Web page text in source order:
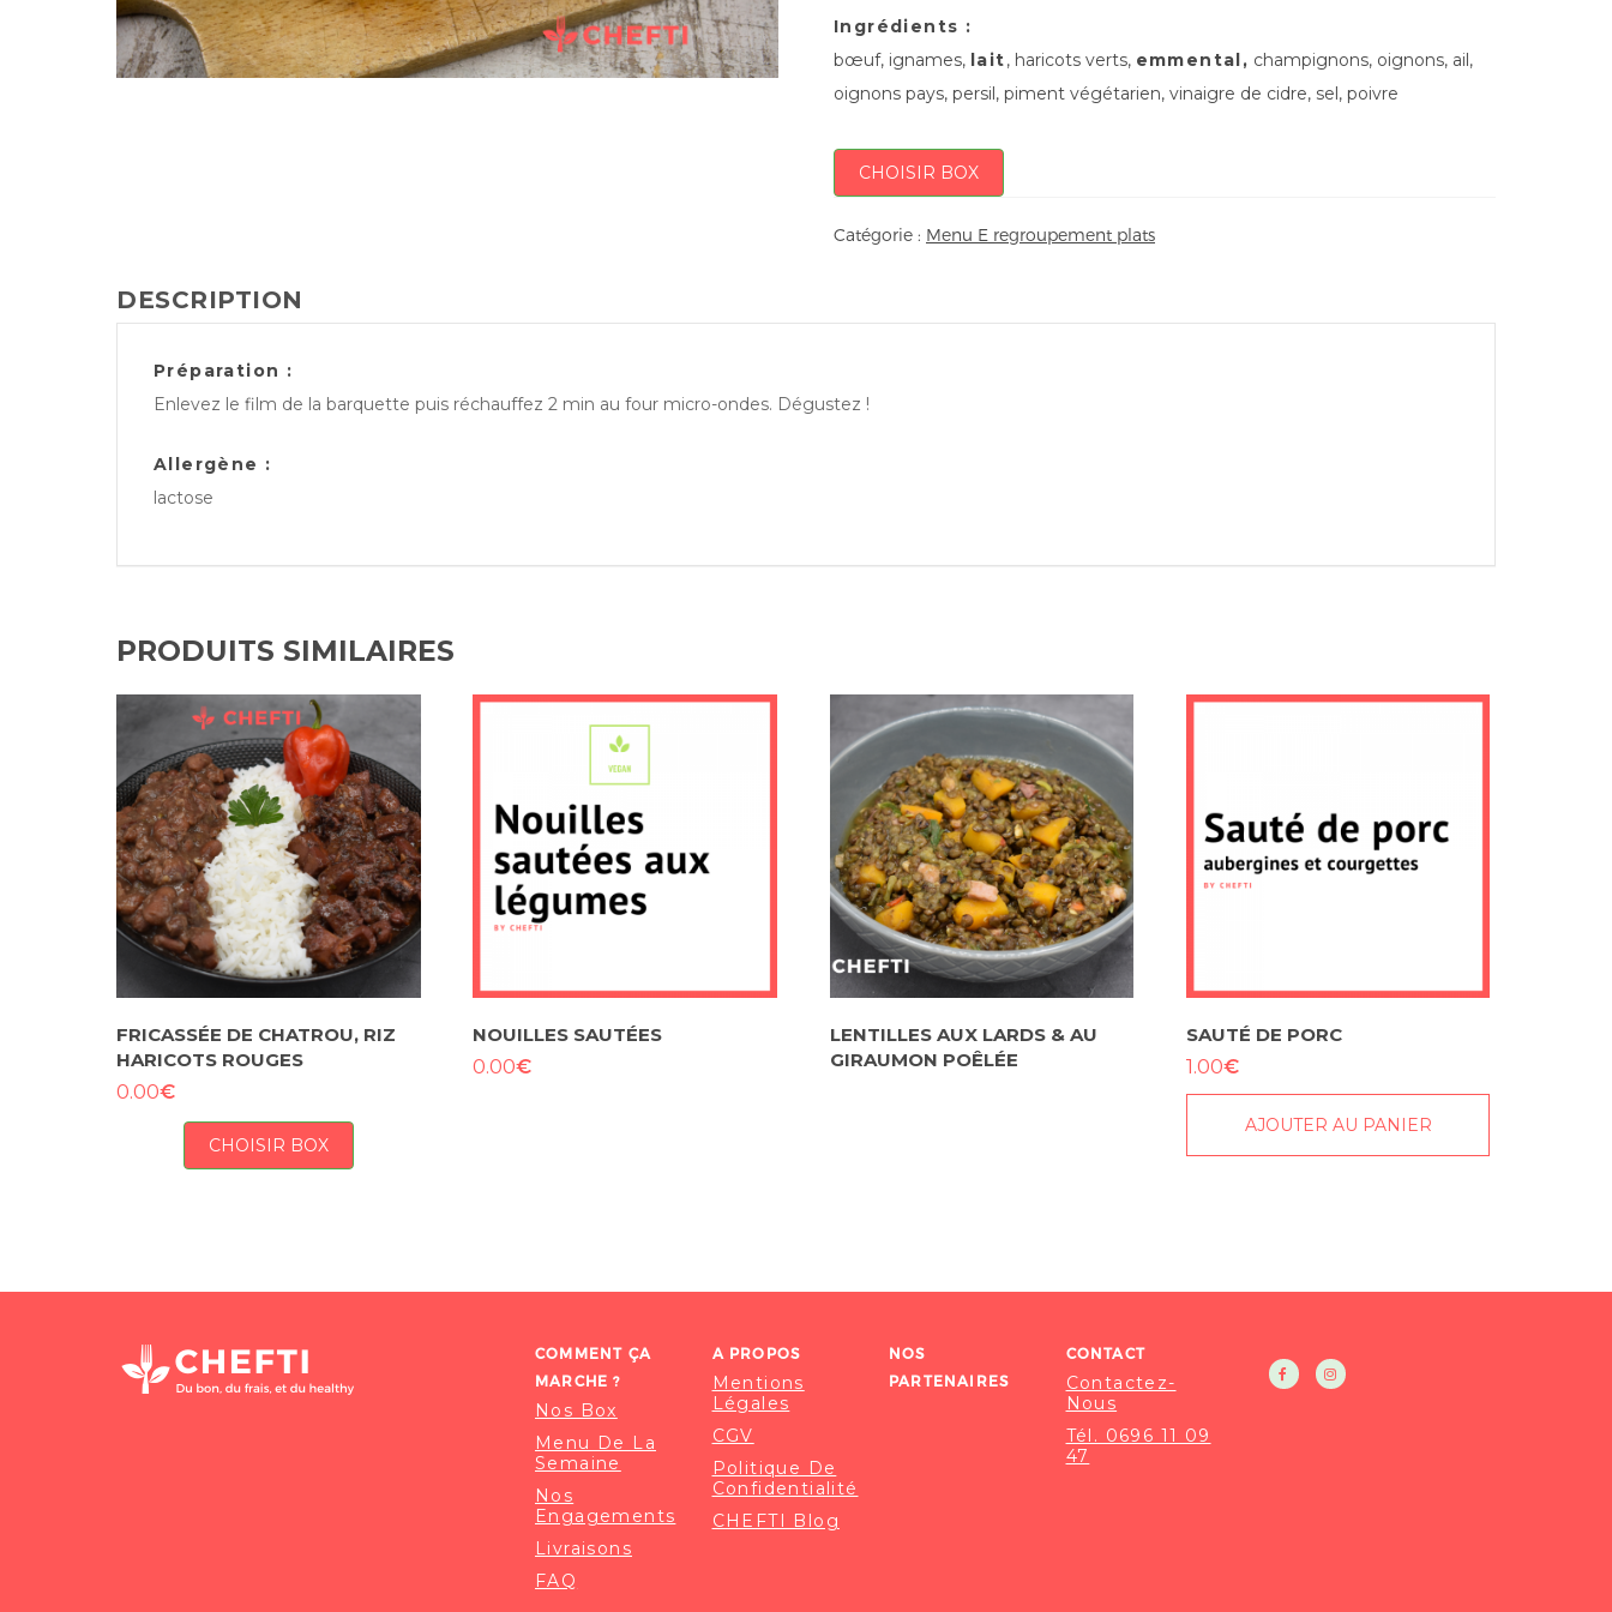
Ingrédients :
bœuf, ignames, lait, haricots verts, emmental, champignons, oignons, ail,
oignons pays, persil, piment végétarien, vinaigre de cidre, sel, poivre
CHOISIR BOX
Catégorie : Menu E regroupement plats
DESCRIPTION
Préparation :
Enlevez le film de la barquette puis réchauffez 2 min au four micro-ondes. Dégustez !
Allergène :
lactose
PRODUITS SIMILAIRES
FRICASSÉE DE CHATROU, RIZ
HARICOTS ROUGES
0.00€
CHOISIR BOX
NOUILLES SAUTÉES
0.00€
LENTILLES AUX LARDS & AU
GIRAUMON POÊLÉE
SAUTÉ DE PORC
1.00€
AJOUTER AU PANIER
COMMENT ÇA
MARCHE ?
Nos Box
Menu De La
Semaine
Nos
Engagements
Livraisons
FAQ
A PROPOS
Mentions
Légales
CGV
Politique De
Confidentialité
CHEFTI Blog
NOS
PARTENAIRES
CONTACT
Contactez-
Nous
Tél. 0696 11 09
47